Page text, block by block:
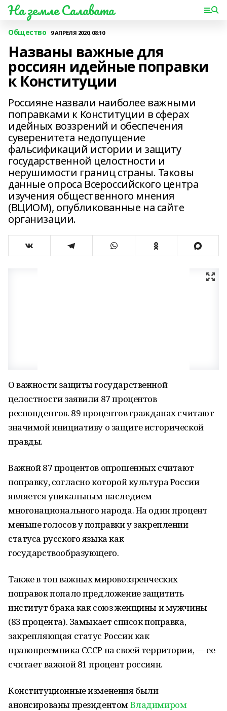
На земле Салавата
Общество 9 АПРЕЛЯ 2020, 08:10
Названы важные для
россиян идейные поправки
к Конституции
Россияне назвали наиболее важными
поправками к Конституции в сферах
идейных воззрений и обеспечения
суверенитета недопущение
фальсификаций истории и защиту
государственной целостности и
нерушимости границ страны. Таковы
данные опроса Всероссийского центра
изучения общественного мнения
(ВЦИОМ), опубликованные на сайте
организации.
О важности защиты государственной
целостности заявили 87 процентов
респондентов. 89 процентов гражданах считают
значимой инициативу о защите исторической
правды.
Важной 87 процентов опрошенных считают
поправку, согласно которой культура России
является уникальным наследием
многонационального народа. На один процент
меньше голосов у поправки у закреплении
статуса русского языка как
государствообразующего.
Также в топ важных мировоззренческих
поправок попало предложение защитить
институт брака как союз женщины и мужчины
(83 процента). Замыкает список поправка,
закрепляющая статус России как
правопреемника СССР на своей территории, — ее
считает важной 81 процент россиян.
Конституционные изменения были
анонсированы президентомВладимиром